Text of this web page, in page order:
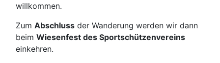
willkommen.
Zum Abschluss der Wanderung werden wir dann
beim Wiesenfest des Sportschützenvereins
einkehren.